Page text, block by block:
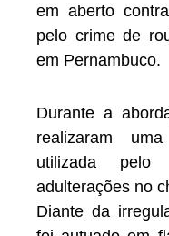
em aberto
pelo crime de
em Pernambuco.
Durante a
realizaram
utilizada pelo
adulterações no
Diante da